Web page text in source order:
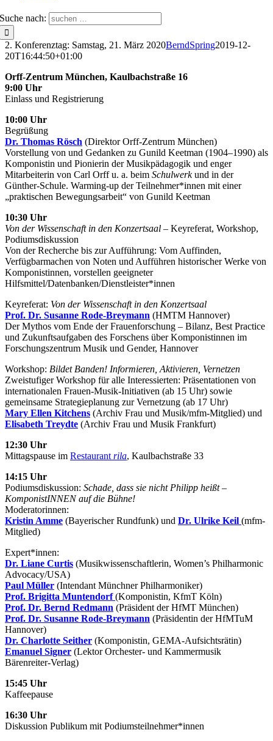
Suche nach:
2. Konferenztag: Samstag, 21. März 2020BerndSpring2019-12-
20T16:44:50+01:00
Orff-Zentrum München, Kaulbachstraße 16
9:00 Uhr
Einlass und Registrierung
10:00 Uhr
Begrüßung
Dr. Thomas Rösch (Direktor Orff-Zentrum München)
Vorstellung von und Gedanken zu Gunild Keetman (1904–1990) als
Komponistin und Pionierin der Musikpädagogik und enger
Mitarbeiterin von Carl Orff u. a. beim Schulwerkund in der
Günther-Schule. Warming-up der Teilnehmer*innen mit einer
„praktischen Bewegungsarbeit“ von Gunild Keetman
10:30 Uhr
Von der Wissenschaft in den Konzertsaal – Keyreferat, Workshop,
Podiumsdiskussion
Von der Recherche bis zur Aufführung: Vom Auffinden,
Verfügbarmachen von Noten und Aufführen historischer Werke von
Komponistinnen, vorstellen geeigneter
Hilfsmittel/Datenbanken/Dienstleister*innen
Keyreferat: Von der Wissenschaft in den Konzertsaal
Prof. Dr. Susanne Rode-Breymann (HMTM Hannover)
Der Mythos vom Ende der Frauenforschung – Bilanz, Best Practice
und Zukunftsaufgaben des Forschens über Komponistinnen im
Forschungszentrum Musik und Gender, Hannover
Workshop: Bildet Banden! Informieren, Aktivieren, Vernetzen
Zweistufiger Workshop für alle Interessierten: Präsentationen von
internationalen Frauen-Musik-Initiativen (ab 15 Uhr) sowie
gemeinsame Strategieplanung zur Vernetzung (ab 17 Uhr)
Mary Ellen Kitchens (Archiv Frau und Musik/mfm-Mitglied) und
Elisabeth Treydte (Archiv Frau und Musik Frankfurt)
12:30 Uhr
Mittagspause im Restaurant rila, Kaulbachstraße 33
14:15 Uhr
Podiumsdiskussion: Schade, dass sie nicht Philipp heißt –
KomponistINNEN auf die Bühne!
Moderatorinnen:
Kristin Amme (Bayerischer Rundfunk) und Dr. Ulrike Keil (mfm-
Mitglied)
Expert*innen:
Dr. Liane Curtis (Musikwissenschaftlerin, Women’s Philharmonic
Advocacy/USA)
Paul Müller (Intendant Münchner Philharmoniker)
Prof. Brigitta Muntendorf (Komponistin, KfmT Köln)
Prof. Dr. Bernd Redmann (Präsident der HfMT München)
Prof. Dr. Susanne Rode-Breymann (Präsidentin der HfMTuM
Hannover)
Dr. Charlotte Seither (Komponistin, GEMA-Aufsichtsrätin)
Emanuel Signer (Lektor Orchester- und Kammermusik
Bärenreiter-Verlag)
15:45 Uhr
Kaffeepause
16:30 Uhr
Diskussion Publikum mit Podiumsteilnehmer*innen